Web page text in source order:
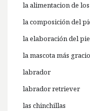
la alimentacion de
la composición del
la elaboración del
la mascota más
labrador
labrador retriever
las chinchillas